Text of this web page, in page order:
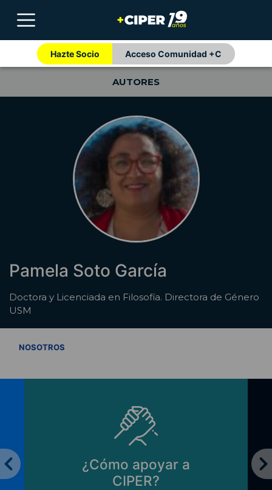
Hazte Socio Acceso Comunidad +C
AUTORES
Pamela Soto García
Doctora y Licenciada en Filosofía. Directora de Género
USM
NOSOTROS
¿Cómo apoyar a
CIPER?